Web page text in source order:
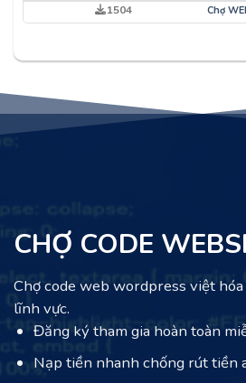
là:
1504 Chợ
CHỢ CODE
Chợ code web wordpress việt
lĩnh vực.
Đăng ký tham gia hoàn toàn
Nạp tiền nhanh chống rút tiền